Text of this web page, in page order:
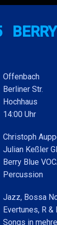
Offenbach
Berliner Str.
Hochhaus
14:00 Uhr
Christoph
Julian Keßler
Berry Blue
Percussion
Jazz, Bossa
Evertunes, R &
Songs in